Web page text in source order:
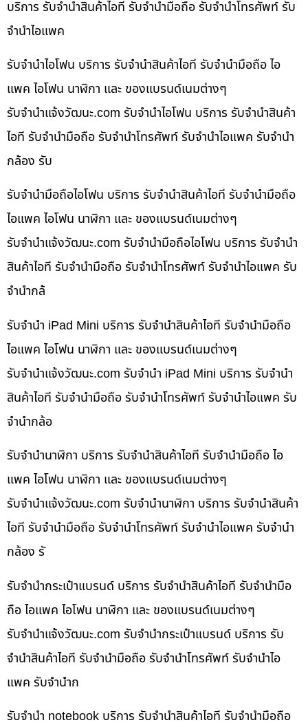
บริการ รับจำนำสินค้าไอที รับจำนำมือถือ รับจำนำโทรศัพท์ รับ
จำนำไอแพค
รับจำนำไอโฟน บริการ รับจำนำสินค้าไอที รับจำนำมือถือ ไอ
แพค ไอโฟน นาฬิกา และ ของแบรนด์เนมต่างๆ
รับจํานําแจ้งวัฒนะ.com รับจำนำไอโฟน บริการ รับจำนำสินค้า
ไอที รับจำนำมือถือ รับจำนำโทรศัพท์ รับจำนำไอแพค รับจำนำ
กล้อง รับ
รับจำนำมือถือไอโฟน บริการ รับจำนำสินค้าไอที รับจำนำมือถือ
ไอแพค ไอโฟน นาฬิกา และ ของแบรนด์เนมต่างๆ
รับจํานําแจ้งวัฒนะ.com รับจำนำมือถือไอโฟน บริการ รับจำนำ
สินค้าไอที รับจำนำมือถือ รับจำนำโทรศัพท์ รับจำนำไอแพค รับ
จำนำกล้
รับจำนำ iPad Mini บริการ รับจำนำสินค้าไอที รับจำนำมือถือ
ไอแพค ไอโฟน นาฬิกา และ ของแบรนด์เนมต่างๆ
รับจํานําแจ้งวัฒนะ.com รับจำนำ iPad Mini บริการ รับจำนำ
สินค้าไอที รับจำนำมือถือ รับจำนำโทรศัพท์ รับจำนำไอแพค รับ
จำนำกล้อ
รับจำนำนาฬิกา บริการ รับจำนำสินค้าไอที รับจำนำมือถือ ไอ
แพค ไอโฟน นาฬิกา และ ของแบรนด์เนมต่างๆ
รับจํานําแจ้งวัฒนะ.com รับจำนำนาฬิกา บริการ รับจำนำสินค้า
ไอที รับจำนำมือถือ รับจำนำโทรศัพท์ รับจำนำไอแพค รับจำนำ
กล้อง รั
รับจำนำกระเป๋าแบรนด์ บริการ รับจำนำสินค้าไอที รับจำนำมือ
ถือ ไอแพค ไอโฟน นาฬิกา และ ของแบรนด์เนมต่างๆ
รับจํานําแจ้งวัฒนะ.com รับจำนำกระเป๋าแบรนด์ บริการ รับ
จำนำสินค้าไอที รับจำนำมือถือ รับจำนำโทรศัพท์ รับจำนำไอ
แพค รับจำนำก
รับจำนำ notebook บริการ รับจำนำสินค้าไอที รับจำนำมือถือ